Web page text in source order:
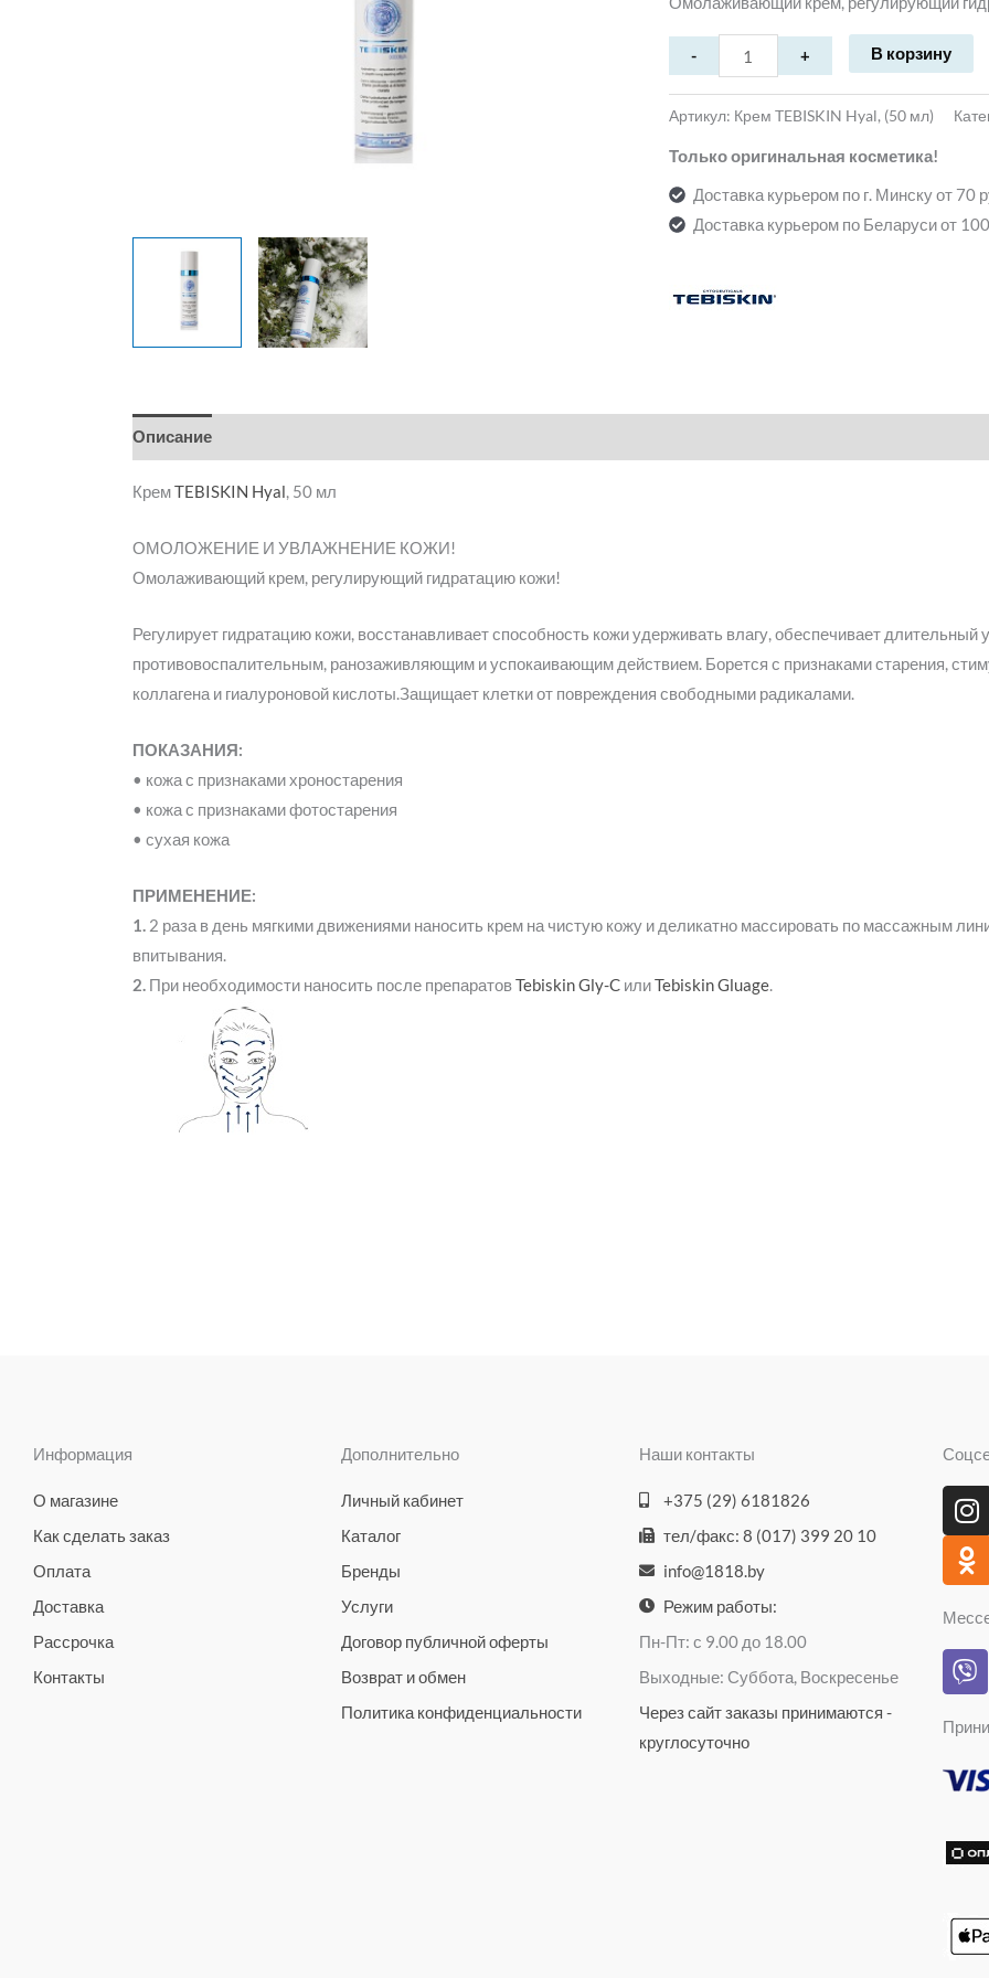
В корзину
Артикул: Крем TEBISKIN Hyal, (50 мл)
Только оригинальная косметика!
Доставка курьером по г. Минску от 70
Доставка курьером по Беларуси от
Описание
КремTEBISKIN Hyal , 50 мл
ОМОЛОЖЕНИЕ И УВЛАЖНЕНИЕ КОЖИ!
Омолаживающий крем, регулирующий гидратацию кожи!
Регулирует гидратацию кожи, восстанавливает способность кожи удерживать влагу, обеспечивает
противовоспалительным, ранозаживляющим и успокаивающим действием. Борется с признаками старения,
коллагена и гиалуроновой кислоты.Защищает клетки от повреждения свободными радикалами.
ПОКАЗАНИЯ:
• кожа с признаками хроностарения
• кожа с признаками фотостарения
• сухая кожа
ПРИМЕНЕНИЕ:
1. 2 раза в день мягкими движениями наносить крем на чистую кожу и деликатно массировать по массажным
впитывания.
2. При необходимости наносить после препаратовTebiskin Gly-C илиTebiskin Gluage
Информация
О магазине
Как сделать заказ
Оплата
Доставка
Рассрочка
Контакты
Дополнительно
Личный кабинет
Каталог
Бренды
Услуги
Договор публичной оферты
Возврат и обмен
Политика конфиденциальности
Наши контакты
+375 (29) 6181826
тел/факс: 8 (017) 399 20 10
info@1818.by
Режим работы:
Пн-Пт: с 9.00 до 18.00
Выходные: Суббота, Воскресенье
Через сайт заказы принимаются -
круглосуточно
I
n
s
t
a
r
a
m
O
d
n
o
k
a
s
s
i
k
V
i
e
r